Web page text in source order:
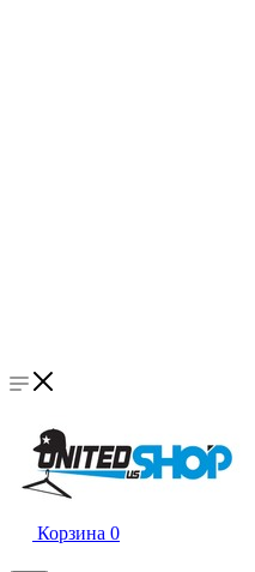
Корзина 0